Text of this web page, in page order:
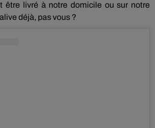
être livré à notre domicile ou sur notre
déjà, pas vous ?